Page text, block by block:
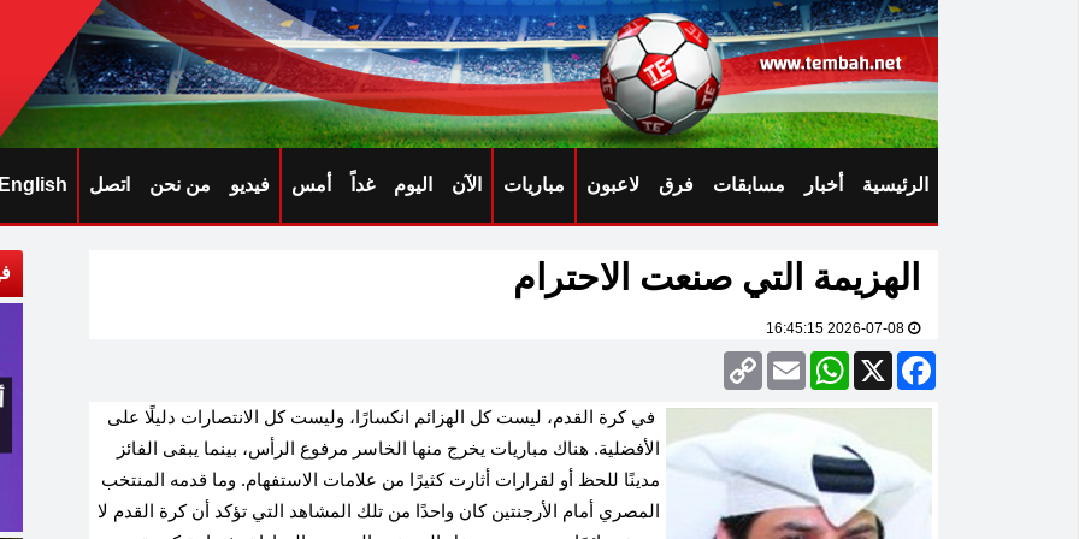
الرئيسية أخبار مسابقات فرق لاعبون مباريات الآن اليوم غداً أمس فيديو من نحن اتصل
الهزيمة التي صنعت الاحترام
Facebook
X
WhatsApp
Email
Copy
Link
في كرة القدم، ليست كل الهزائم انكسارًا، وليست كل الانتصارات دليلًا على
الأفضلية. هناك مباريات يخرج منها الخاسر مرفوع الرأس، بينما يبقى الفائز
مدينًا للحظ أو لقرارات أثارت كثيرًا من علامات الاستفهام. وما قدمه المنتخب
المصري أمام الأرجنتين كان واحدًا من تلك المشاهد التي تؤكد أن كرة القدم لا